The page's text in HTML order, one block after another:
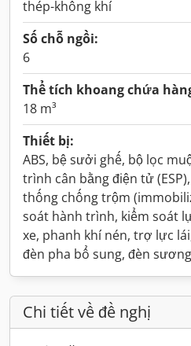
thép-không khí
Số chỗ ngồi:
6
Thể tích khoang chứa
18 m³
Thiết bị:
ABS, bệ sưởi ghế, bộ lọc
trình cân bằng điện tử
thống chống trộm
soát hành trình, kiểm soát
xe, phanh khí nén, trợ lực
đèn pha bổ sung, đèn
Chi tiết về đề nghị